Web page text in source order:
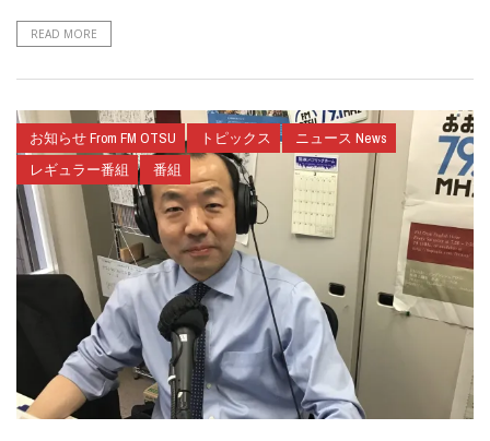
READ MORE
お知らせ From FM OTSU トピックス
ニュース News
レギュラー番組
番組